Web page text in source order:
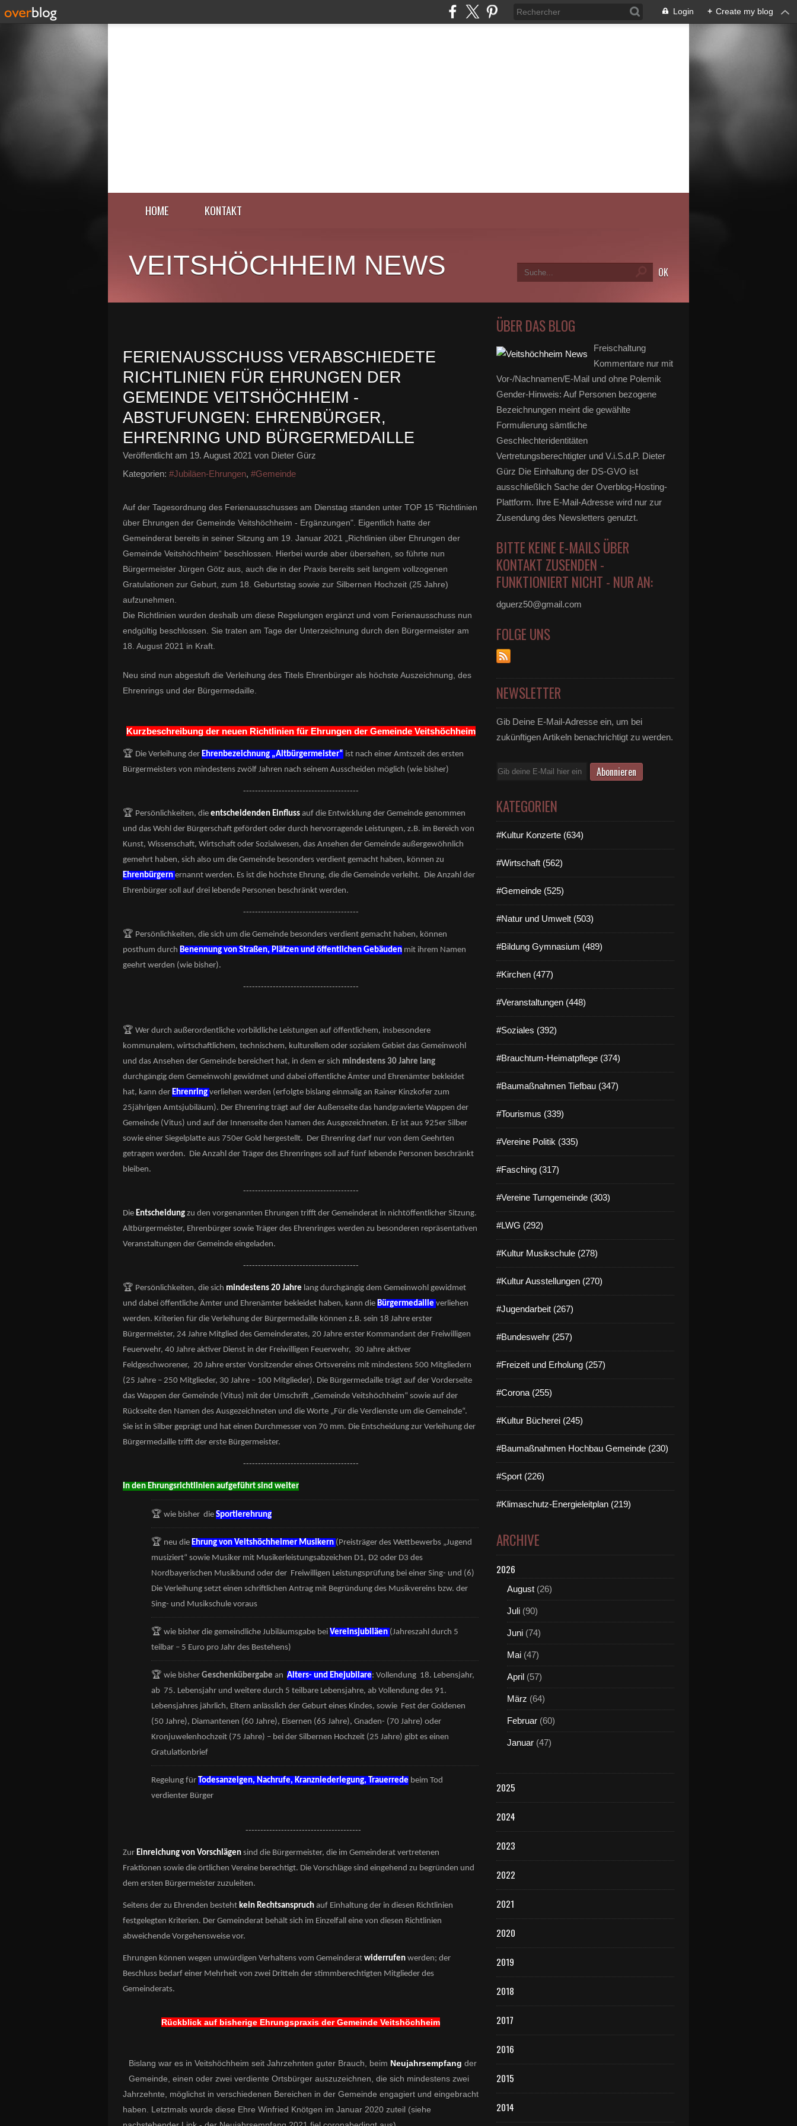
Login + Create my blog
HOME KONTAKT
VEITSHÖCHHEIM NEWS
FERIENAUSSCHUSS VERABSCHIEDETE
RICHTLINIEN FÜR EHRUNGEN DER
GEMEINDE VEITSHÖCHHEIM -
ABSTUFUNGEN: EHRENBÜRGER,
EHRENRING UND BÜRGERMEDAILLE
Veröffentlicht am 19. August 2021 von Dieter Gürz
Kategorien: #Jubiläen-Ehrungen, #Gemeinde
Auf der Tagesordnung des Ferienausschusses am Dienstag standen unter TOP 15 "Richtlinien
über Ehrungen der Gemeinde Veitshöchheim - Ergänzungen". Eigentlich hatte der
Gemeinderat bereits in seiner Sitzung am 19. Januar 2021 „Richtlinien über Ehrungen der
Gemeinde Veitshöchheim“ beschlossen. Hierbei wurde aber übersehen, so führte nun
Bürgermeister Jürgen Götz aus, auch die in der Praxis bereits seit langem vollzogenen
Gratulationen zur Geburt, zum 18. Geburtstag sowie zur Silbernen Hochzeit (25 Jahre)
aufzunehmen.
Die Richtlinien wurden deshalb um diese Regelungen ergänzt und vom Ferienausschuss nun
endgültig beschlossen. Sie traten am Tage der Unterzeichnung durch den Bürgermeister am
18. August 2021 in Kraft.
Neu sind nun abgestuft die Verleihung des Titels Ehrenbürger als höchste Auszeichnung, des
Ehrenrings und der Bürgermedaille.
Kurzbeschreibung der neuen Richtlinien für Ehrungen der Gemeinde Veitshöchheim
🏆 Die Verleihung der Ehrenbezeichnung „Altbürgermeister“ ist nach einer Amtszeit des ersten
Bürgermeisters von mindestens zwölf Jahren nach seinem Ausscheiden möglich (wie bisher)
---------------------------------------
🏆 Persönlichkeiten, die entscheidenden Einfluss auf die Entwicklung der Gemeinde genommen
und das Wohl der Bürgerschaft gefördert oder durch hervorragende Leistungen, z.B. im Bereich von
Kunst, Wissenschaft, Wirtschaft oder Sozialwesen, das Ansehen der Gemeinde außergewöhnlich
gemehrt haben, sich also um die Gemeinde besonders verdient gemacht haben, können zu
Ehrenbürgern ernannt werden. Es ist die höchste Ehrung, die die Gemeinde verleiht. Die Anzahl der
Ehrenbürger soll auf drei lebende Personen beschränkt werden.
---------------------------------------
🏆 Persönlichkeiten, die sich um die Gemeinde besonders verdient gemacht haben, können
posthum durch Benennung von Straßen, Plätzen und öffentlichen Gebäuden mit ihrem Namen
geehrt werden (wie bisher).
---------------------------------------
🏆 Wer durch außerordentliche vorbildliche Leistungen auf öffentlichem, insbesondere
kommunalem, wirtschaftlichem, technischem, kulturellem oder sozialem Gebiet das Gemeinwohl
und das Ansehen der Gemeinde bereichert hat, in dem er sich mindestens 30 Jahre lang
durchgängig dem Gemeinwohl gewidmet und dabei öffentliche Ämter und Ehrenämter bekleidet
hat, kann der Ehrenring verliehen werden (erfolgte bislang einmalig an Rainer Kinzkofer zum
25jährigen Amtsjubiläum). Der Ehrenring trägt auf der Außenseite das handgravierte Wappen der
Gemeinde (Vitus) und auf der Innenseite den Namen des Ausgezeichneten. Er ist aus 925er Silber
sowie einer Siegelplatte aus 750er Gold hergestellt. Der Ehrenring darf nur von dem Geehrten
getragen werden. Die Anzahl der Träger des Ehrenringes soll auf fünf lebende Personen beschränkt
bleiben.
---------------------------------------
Die Entscheidung zu den vorgenannten Ehrungen trifft der Gemeinderat in nichtöffentlicher Sitzung.
Altbürgermeister, Ehrenbürger sowie Träger des Ehrenringes werden zu besonderen repräsentativen
Veranstaltungen der Gemeinde eingeladen.
---------------------------------------
🏆 Persönlichkeiten, die sich mindestens 20 Jahre lang durchgängig dem Gemeinwohl gewidmet
und dabei öffentliche Ämter und Ehrenämter bekleidet haben, kann die Bürgermedaille verliehen
werden. Kriterien für die Verleihung der Bürgermedaille können z.B. sein 18 Jahre erster
Bürgermeister, 24 Jahre Mitglied des Gemeinderates, 20 Jahre erster Kommandant der Freiwilligen
Feuerwehr, 40 Jahre aktiver Dienst in der Freiwilligen Feuerwehr, 30 Jahre aktiver
Feldgeschworener, 20 Jahre erster Vorsitzender eines Ortsvereins mit mindestens 500 Mitgliedern
(25 Jahre – 250 Mitglieder, 30 Jahre – 100 Mitglieder). Die Bürgermedaille trägt auf der Vorderseite
das Wappen der Gemeinde (Vitus) mit der Umschrift „Gemeinde Veitshöchheim“ sowie auf der
Rückseite den Namen des Ausgezeichneten und die Worte „Für die Verdienste um die Gemeinde“.
Sie ist in Silber geprägt und hat einen Durchmesser von 70 mm. Die Entscheidung zur Verleihung der
Bürgermedaille trifft der erste Bürgermeister.
---------------------------------------
In den Ehrungsrichtlinien aufgeführt sind weiter
🏆 wie bisher die Sportlerehrung
🏆 neu die Ehrung von Veitshöchheimer Musikern (Preisträger des Wettbewerbs „Jugend
musiziert“ sowie Musiker mit Musikerleistungsabzeichen D1, D2 oder D3 des
Nordbayerischen Musikbund oder der Freiwilligen Leistungsprüfung bei einer Sing- und (6)
Die Verleihung setzt einen schriftlichen Antrag mit Begründung des Musikvereins bzw. der
Sing- und Musikschule voraus
🏆 wie bisher die gemeindliche Jubiläumsgabe bei Vereinsjubiläen (Jahreszahl durch 5
teilbar – 5 Euro pro Jahr des Bestehens)
🏆 wie bisher Geschenkübergabe an Alters- und Ehejubilare: Vollendung 18. Lebensjahr,
ab 75. Lebensjahr und weitere durch 5 teilbare Lebensjahre, ab Vollendung des 91.
Lebensjahres jährlich, Eltern anlässlich der Geburt eines Kindes, sowie Fest der Goldenen
(50 Jahre), Diamantenen (60 Jahre), Eisernen (65 Jahre), Gnaden- (70 Jahre) oder
Kronjuwelenhochzeit (75 Jahre) – bei der Silbernen Hochzeit (25 Jahre) gibt es einen
Gratulationbrief
Regelung für Todesanzeigen, Nachrufe, Kranzniederlegung, Trauerrede beim Tod
verdienter Bürger
---------------------------------------
Zur Einreichung von Vorschlägen sind die Bürgermeister, die im Gemeinderat vertretenen
Fraktionen sowie die örtlichen Vereine berechtigt. Die Vorschläge sind eingehend zu begründen und
dem ersten Bürgermeister zuzuleiten.
Seitens der zu Ehrenden besteht kein Rechtsanspruch auf Einhaltung der in diesen Richtlinien
festgelegten Kriterien. Der Gemeinderat behält sich im Einzelfall eine von diesen Richtlinien
abweichende Vorgehensweise vor.
Ehrungen können wegen unwürdigen Verhaltens vom Gemeinderat widerrufen werden; der
Beschluss bedarf einer Mehrheit von zwei Dritteln der stimmberechtigten Mitglieder des
Gemeinderats.
Rückblick auf bisherige Ehrungspraxis der Gemeinde Veitshöchheim
Bislang war es in Veitshöchheim seit Jahrzehnten guter Brauch, beim Neujahrsempfang der
Gemeinde, einen oder zwei verdiente Ortsbürger auszuzeichnen, die sich mindestens zwei
Jahrzehnte, möglichst in verschiedenen Bereichen in der Gemeinde engagiert und eingebracht
haben. Letztmals wurde diese Ehre Winfried Knötgen im Januar 2020 zuteil (siehe
ÜBER DAS BLOG
Freischaltung
Kommentare nur mit
Vor-/Nachnamen/E-Mail und ohne Polemik
Gender-Hinweis: Auf Personen bezogene
Bezeichnungen meint die gewählte
Formulierung sämtliche
Geschlechteridentitäten
Vertretungsberechtigter und V.i.S.d.P. Dieter
Gürz Die Einhaltung der DS-GVO ist
ausschließlich Sache der Overblog-Hosting-
Plattform. Ihre E-Mail-Adresse wird nur zur
Zusendung des Newsletters genutzt.
BITTE KEINE E-MAILS ÜBER
KONTAKT ZUSENDEN -
FUNKTIONIERT NICHT - NUR AN:
dguerz50@gmail.com
FOLGE UNS
NEWSLETTER
Gib Deine E-Mail-Adresse ein, um bei
zukünftigen Artikeln benachrichtigt zu werden.
E-
KATEGORIEN
#Kultur Konzerte (634)
#Wirtschaft (562)
#Gemeinde (525)
#Natur und Umwelt (503)
#Bildung Gymnasium (489)
#Kirchen (477)
#Veranstaltungen (448)
#Soziales (392)
#Brauchtum-Heimatpflege (374)
#Baumaßnahmen Tiefbau (347)
#Tourismus (339)
#Vereine Politik (335)
#Fasching (317)
#Vereine Turngemeinde (303)
#LWG (292)
#Kultur Musikschule (278)
#Kultur Ausstellungen (270)
#Jugendarbeit (267)
#Bundeswehr (257)
#Freizeit und Erholung (257)
#Corona (255)
#Kultur Bücherei (245)
#Baumaßnahmen Hochbau Gemeinde (230)
#Sport (226)
#Klimaschutz-Energieleitplan (219)
ARCHIVE
2026
August (26)
Juli (90)
Juni (74)
Mai (47)
April (57)
März (64)
Februar (60)
Januar (47)
2025
2024
2023
2022
2021
2020
2019
2018
2017
2016
2015
2014